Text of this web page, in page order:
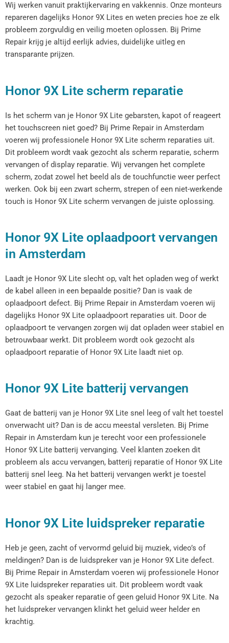
Wij werken vanuit praktijkervaring en vakkennis. Onze monteurs
repareren dagelijks Honor 9X Lites en weten precies hoe ze elk
probleem zorgvuldig en veilig moeten oplossen. Bij Prime
Repair krijg je altijd eerlijk advies, duidelijke uitleg en
transparante prijzen.
Honor 9X Lite scherm reparatie
Is het scherm van je Honor 9X Lite gebarsten, kapot of reageert
het touchscreen niet goed? Bij Prime Repair in Amsterdam
voeren wij professionele Honor 9X Lite scherm reparaties uit.
Dit probleem wordt vaak gezocht als scherm reparatie, scherm
vervangen of display reparatie. Wij vervangen het complete
scherm, zodat zowel het beeld als de touchfunctie weer perfect
werken. Ook bij een zwart scherm, strepen of een niet-werkende
touch is Honor 9X Lite scherm vervangen de juiste oplossing.
Honor 9X Lite oplaadpoort vervangen
in Amsterdam
Laadt je Honor 9X Lite slecht op, valt het opladen weg of werkt
de kabel alleen in een bepaalde positie? Dan is vaak de
oplaadpoort defect. Bij Prime Repair in Amsterdam voeren wij
dagelijks Honor 9X Lite oplaadpoort reparaties uit. Door de
oplaadpoort te vervangen zorgen wij dat opladen weer stabiel en
betrouwbaar werkt. Dit probleem wordt ook gezocht als
oplaadpoort reparatie of Honor 9X Lite laadt niet op.
Honor 9X Lite batterij vervangen
Gaat de batterij van je Honor 9X Lite snel leeg of valt het toestel
onverwacht uit? Dan is de accu meestal versleten. Bij Prime
Repair in Amsterdam kun je terecht voor een professionele
Honor 9X Lite batterij vervanging. Veel klanten zoeken dit
probleem als accu vervangen, batterij reparatie of Honor 9X Lite
batterij snel leeg. Na het batterij vervangen werkt je toestel
weer stabiel en gaat hij langer mee.
Honor 9X Lite luidspreker reparatie
Heb je geen, zacht of vervormd geluid bij muziek, video’s of
meldingen? Dan is de luidspreker van je Honor 9X Lite defect.
Bij Prime Repair in Amsterdam voeren wij professionele Honor
9X Lite luidspreker reparaties uit. Dit probleem wordt vaak
gezocht als speaker reparatie of geen geluid Honor 9X Lite. Na
het luidspreker vervangen klinkt het geluid weer helder en
krachtig.